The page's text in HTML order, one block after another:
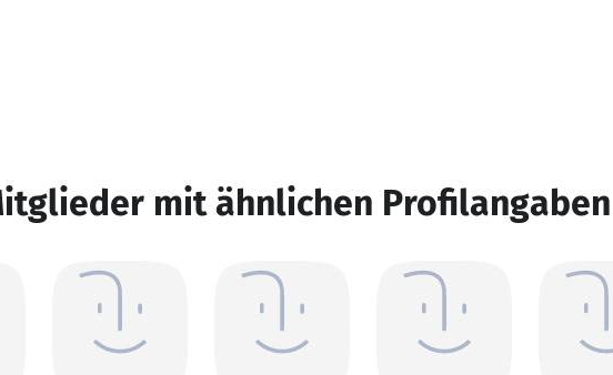
mit ähnlichen Profilangaben